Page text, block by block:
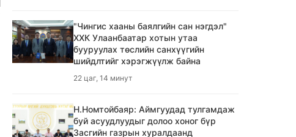
"Чингис хааны баялгийн сан нэгдэл"
ХХК Улаанбаатар хотын утаа
бууруулах төслийн санхүүгийн
шийдлтийг хэрэгжүүлж байна
22 цаг, 14 минут
Н.Номтойбаяр: Аймгуудад тулгамдаж
буй асуудлуудыг долоо хоног бүр
Засгийн газрын хуралдаанд